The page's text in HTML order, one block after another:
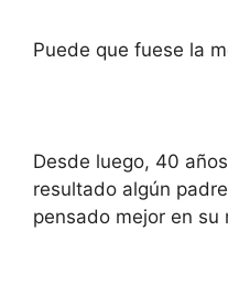
Puede que fuese la
Desde luego, 40
resultado algún
pensado mejor en su